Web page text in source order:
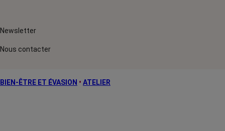
Newsletter
Nous contacter
BIEN-ÊTRE ET ÉVASION • ATELIER